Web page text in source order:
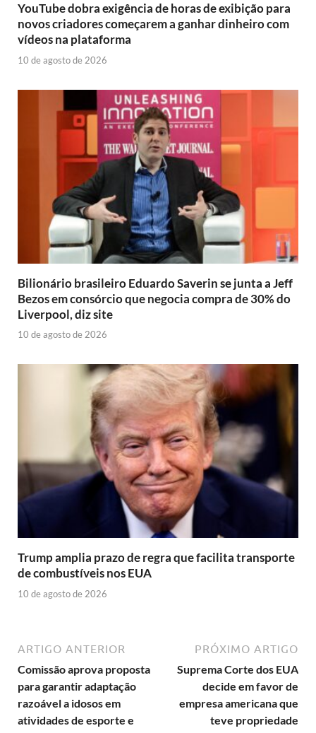
YouTube dobra exigência de horas de exibição para
novos criadores começarem a ganhar dinheiro com
vídeos na plataforma
10 de agosto de 2026
Bilionário brasileiro Eduardo Saverin se junta a Jeff
Bezos em consórcio que negocia compra de 30% do
Liverpool, diz site
10 de agosto de 2026
Trump amplia prazo de regra que facilita transporte
de combustíveis nos EUA
10 de agosto de 2026
ARTIGO ANTERIOR
Comissão aprova proposta
para garantir adaptação
razoável a idosos em
atividades de esporte e
PRÓXIMO ARTIGO
Suprema Corte dos EUA
decide em favor de
empresa americana que
teve propriedade